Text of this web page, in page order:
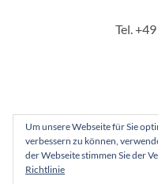
Tel.
Copyright 2025 - Tennis-
Um unsere Webseite für Sie
verbessern zu können,
der Webseite stimmen Sie der
Richtlinie